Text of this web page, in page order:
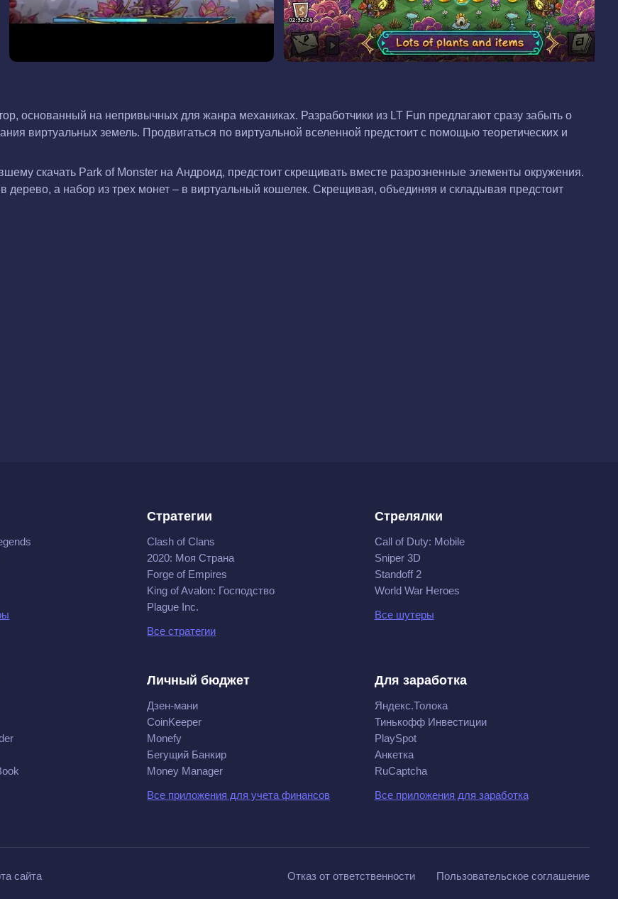
основанный на непривычных для жанра механиках. Разработчики из LT Fun предлагают сразу забыть о
виртуальных земель. Продвигаться по виртуальной вселенной предстоит с помощью теоретических и
скачать Park of Monster на Андроид, предстоит скрещивать вместе разрозненные элементы окружения.
дерево, а набор из трех монет – в виртуальный кошелек. Скрещивая, объединяя и складывая предстоит
Стратегии
Clash of Clans
2020: Моя Cтрана
Forge of Empires
King of Avalon: Господство
Plague Inc.
Все стратегии
Стрелялки
Call of Duty: Mobile
Sniper 3D
Standoff 2
World War Heroes
Все шутеры
Личный бюджет
Дзен-мани
CoinKeeper
Monefy
Бегущий Банкир
Money Manager
Все приложения для учета финансов
Для заработка
Яндекс.Толока
Тинькофф Инвестиции
PlaySpot
Анкетка
RuCaptcha
Все приложения для заработка
сайта Отказ от ответственности Пользовательское соглашение